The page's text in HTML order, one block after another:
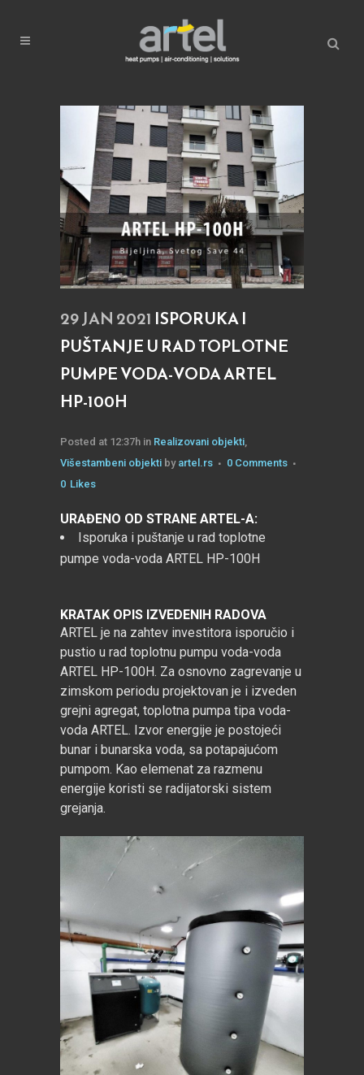
29 JAN 2021 ISPORUKA I
PUŠTANJE U RAD TOPLOTNE
PUMPE VODA-VODA ARTEL
HP-100H
Posted at 12:37h in Realizovani objekti,
Višestambeni objekti by artel.rs
0 Comments
0 Likes
URAĐENO OD STRANE ARTEL-A:
Isporuka i puštanje u rad toplotne
pumpe voda-voda ARTEL HP-100H
KRATAK OPIS IZVEDENIH RADOVA
ARTEL je na zahtev investitora isporučio i
pustio u rad toplotnu pumpu voda-voda
ARTEL HP-100H. Za osnovno zagrevanje u
zimskom periodu projektovan je i izveden
grejni agregat, toplotna pumpa tipa voda-
voda ARTEL. Izvor energije je postojeći
bunar i bunarska voda, sa potapajućom
pumpom. Kao elemenat za razmenu
energije koristi se radijatorski sistem
grejanja.